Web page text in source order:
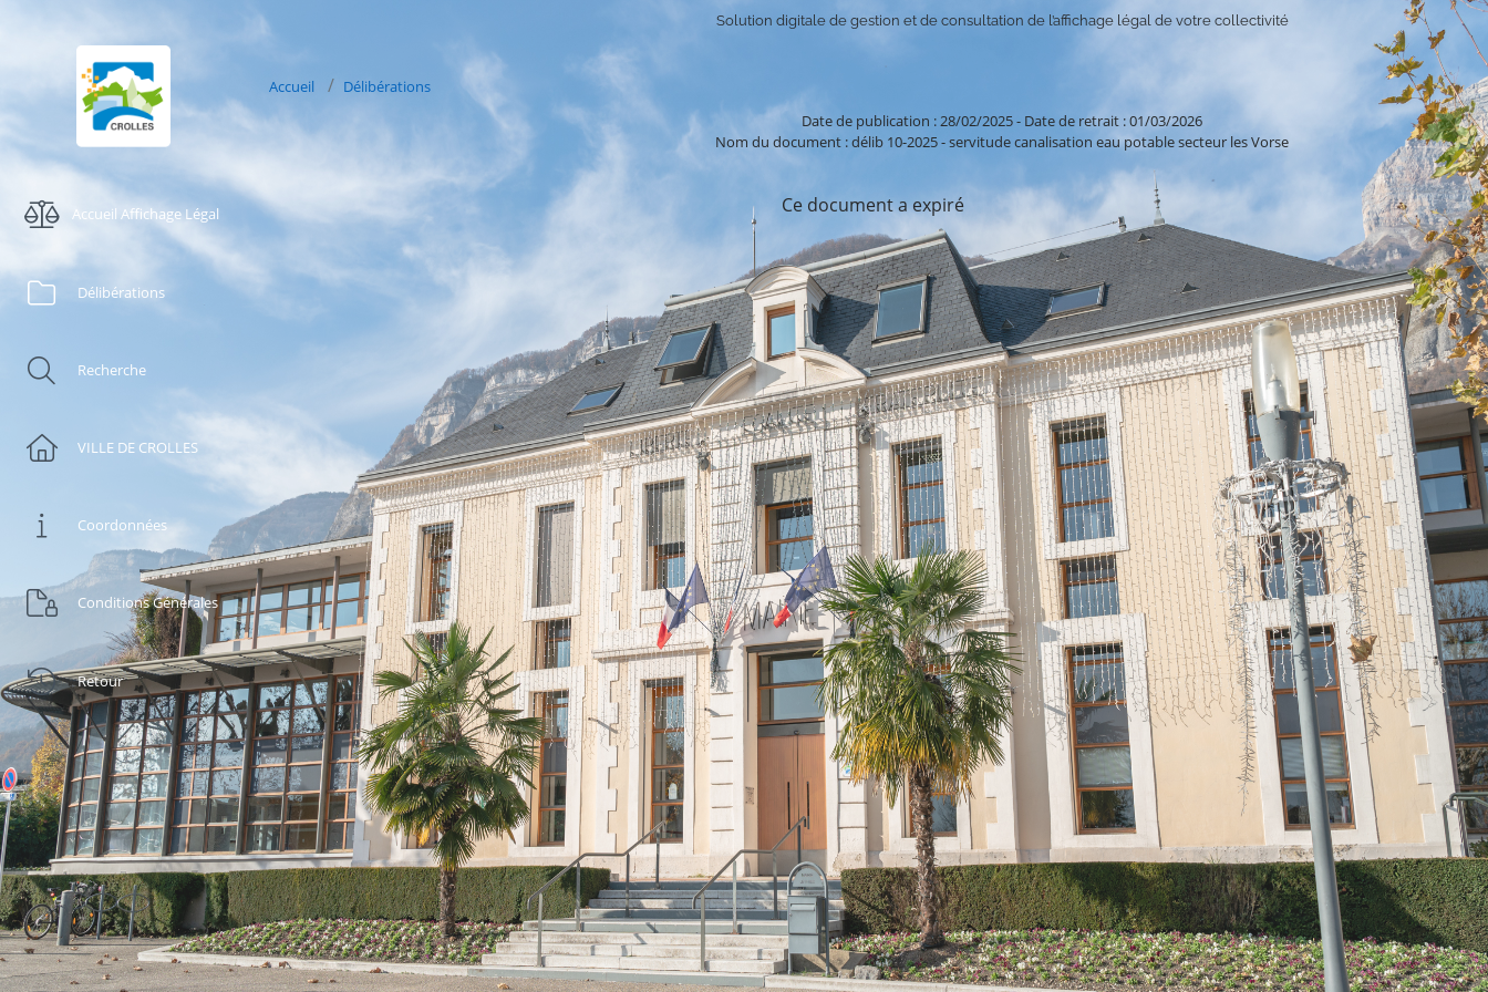
Accueil Affichage Légal
Délibérations
Recherche
VILLE DE CROLLES
Coordonnées
Conditions Générales
Retour
Solution digitale de gestion et de consultation de l’affichage légal de votre collectivité
Accueil
Délibérations
Date de publication : 28/02/2025- Date de retrait : 01/03/2026
Nom du document : délib 10-2025 - servitude canalisation eau potable secteur les Vorse
Ce document a expiré